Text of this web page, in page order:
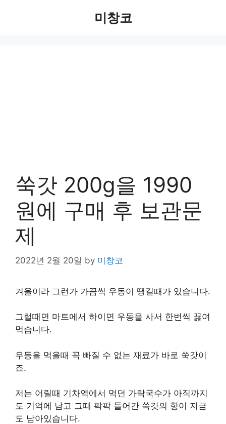
미창코
쑥갓 200g을 1990
원에 구매 후 보관문
제
2022년 2월 20일 by 미창코
겨울이라 그런가 가끔씩 우동이 땡길때가 있습니다.
그럴때면 마트에서 하이면 우동을 사서 한번씩 끓여
먹습니다.
우동을 먹을때 꼭 빠질 수 없는 재료가 바로 쑥갓이
죠.
저는 어릴때 기차역에서 먹던 가락국수가 아직까지
도 기억에 남고 그때 팍팍 들어간 쑥갓의 향이 지금
도 남아있습니다.